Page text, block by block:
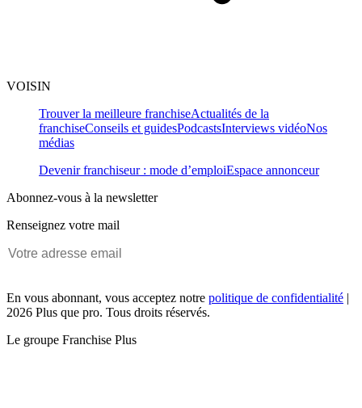
VOISIN
Trouver la meilleure franchiseActualités de la
franchiseConseils et guidesPodcastsInterviews vidéoNos
médias
Devenir franchiseur : mode d’emploiEspace annonceur
Abonnez-vous à la newsletter
Renseignez votre mail
En vous abonnant, vous acceptez notre politique de confidentialité |
2026 Plus que pro. Tous droits réservés.
Le groupe Franchise Plus